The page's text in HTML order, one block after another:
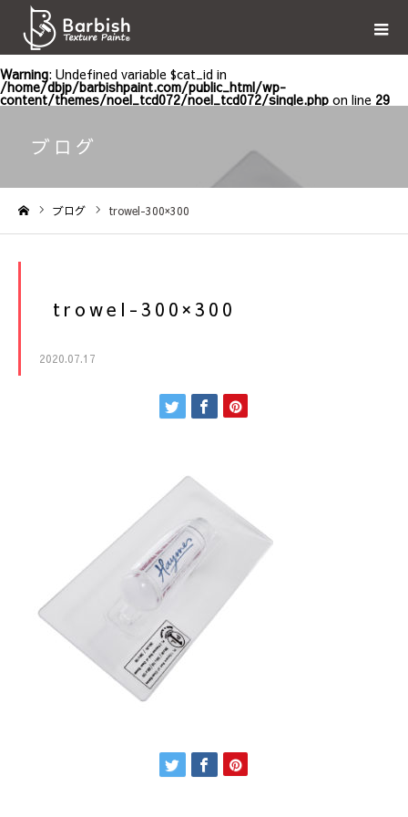
Warning: Undefined variable $cat_id in
/home/dbjp/barbishpaint.com/public_html/wp-
content/themes/noel_tcd072/noel_tcd072/single.php on line 29
ブログ
ブログ trowel-300×300
trowel-300×300
2020.07.17